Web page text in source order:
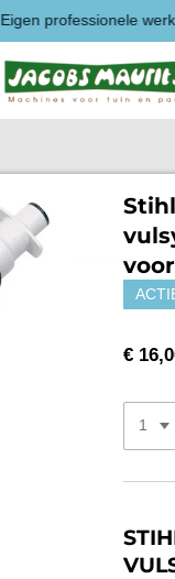
Eigen professionele
Stihl
€